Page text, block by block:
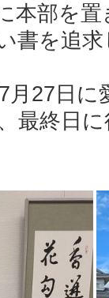
本部を
書を追
月27日
最終日